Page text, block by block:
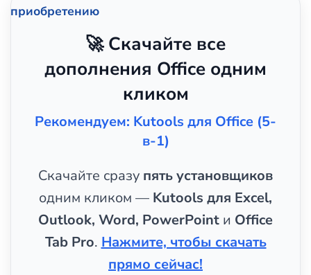
приобретению
🚀 Скачайте все
дополнения Office одним
кликом
Рекомендуем: Kutools для Office (5-
в-1)
Скачайте сразу пять установщиков
одним кликом — Kutools для Excel,
Outlook, Word, PowerPoint и Office
Tab Pro. Нажмите, чтобы скачать
прямо сейчас!